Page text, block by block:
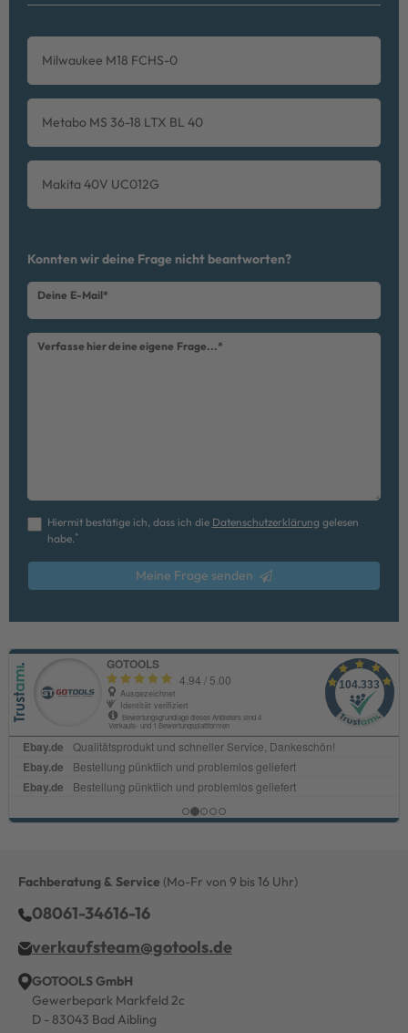
Milwaukee M18 FCHS-0
Metabo MS 36-18 LTX BL 40
Makita 40V UC012G
Konnten wir deine Frage nicht beantworten?
Deine E-Mail*
Verfasse hier deine eigene Frage...*
Hiermit bestätige ich, dass ich die Daten­schutz­erklärung gelesen
habe.*
Ceres::Template.mailFormHoneypotLabel
Meine Frage senden
Fachberatung & Service (Mo-Fr von 9 bis 16 Uhr)
08061-34616-16
verkaufsteam@gotools.de
GOTOOLS GmbH
Gewerbepark Markfeld 2c
D - 83043 Bad Aibling